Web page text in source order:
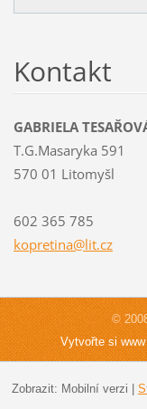
Kontakt
GABRIELA
T.G.Masaryka 591
570 01 Litomyšl
602 365 785
kopretina@lit.cz
©
Vytvořte si
Zobrazit: Mobilní verzi